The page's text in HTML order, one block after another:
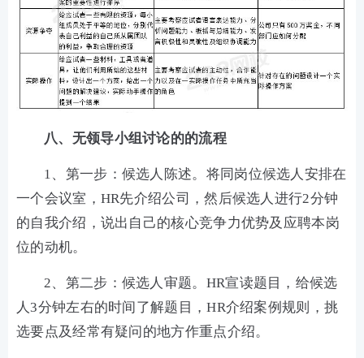
八、无领导小组讨论的的流程
1、第一步：候选人陈述。将同岗位候选人安排在
一个会议室，HR先介绍公司，然后候选人进行2分钟
的自我介绍，说出自己的核心竞争力优势及应聘本岗
位的动机。
2、第二步：候选人审题。HR宣读题目，给候选
人3分钟左右的时间了解题目，HR介绍案例规则，挑
选要点及经常有疑问的地方作重点介绍。